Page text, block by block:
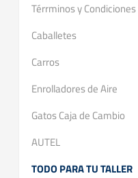
Térrminos y Condiciones
Caballetes
Carros
Enrolladores de Aire
Gatos Caja de Cambio
AUTEL
TODO PARA TU TALLER